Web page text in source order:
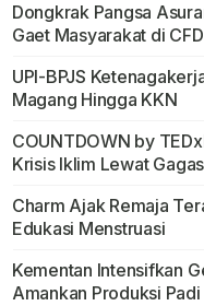
Dongkrak Pangsa
Gaet Masyarakat di CFD
UPI-BPJS
Magang Hingga KKN
COUNTDOWN by
Krisis Iklim Lewat
Charm Ajak Remaja
Edukasi Menstruasi
Kementan Intensifkan
Amankan Produksi